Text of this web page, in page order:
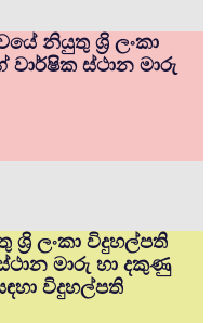
නියුතු ශ්‍රි ලංකා
ස්ථාන මාරු
ලංකා විදුහල්පති
මාරු හා දකුණු
විදුහල්පති